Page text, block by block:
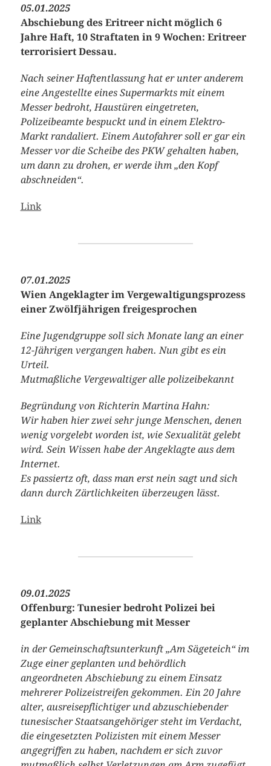
05.01.2025
Abschiebung des Eritreer nicht möglich 6
Jahre Haft, 10 Straftaten in 9 Wochen: Eritreer
terrorisiert Dessau.
Nach seiner Haftentlassung hat er unter anderem
eine Angestellte eines Supermarkts mit einem
Messer bedroht, Haustüren eingetreten,
Polizeibeamte bespuckt und in einem Elektro-
Markt randaliert. Einem Autofahrer soll er gar ein
Messer vor die Scheibe des PKW gehalten haben,
um dann zu drohen, er werde ihm „den Kopf
abschneiden“.
Link
07.01.2025
Wien Angeklagter im Vergewaltigungsprozess
einer Zwölfjährigen freigesprochen
Eine Jugendgruppe soll sich Monate lang an einer
12-Jährigen vergangen haben. Nun gibt es ein
Urteil.
Mutmaßliche Vergewaltiger alle polizeibekannt
Begründung von Richterin Martina Hahn:
Wir haben hier zwei sehr junge Menschen, denen
wenig vorgelebt worden ist, wie Sexualität gelebt
wird. Sein Wissen habe der Angeklagte aus dem
Internet.
Es passiertz oft, dass man erst nein sagt und sich
dann durch Zärtlichkeiten überzeugen lässt.
Link
09.01.2025
Offenburg: Tunesier bedroht Polizei bei
geplanter Abschiebung mit Messer
in der Gemeinschaftsunterkunft „Am Sägeteich“ im
Zuge einer geplanten und behördlich
angeordneten Abschiebung zu einem Einsatz
mehrerer Polizeistreifen gekommen. Ein 20 Jahre
alter, ausreisepflichtiger und abzuschiebender
tunesischer Staatsangehöriger steht im Verdacht,
die eingesetzten Polizisten mit einem Messer
angegriffen zu haben, nachdem er sich zuvor